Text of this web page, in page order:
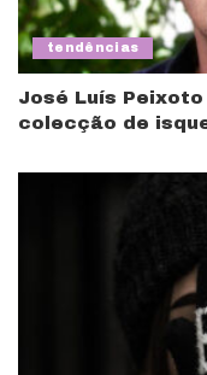
tendências
José Luís
colecção de